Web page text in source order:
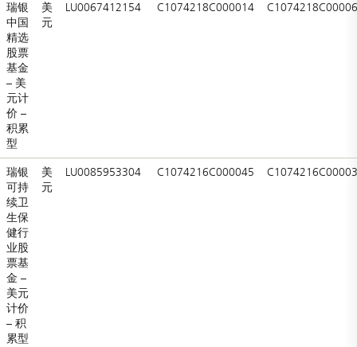
瑞银
中国
精选
股票
基金
– 美
元计
价 –
积累
型
美
元
LU0067412154 C1074218C000014
瑞银
可持
续卫
生保
健行
业股
票基
金 –
美元
计价
– 积
累型
美
元
LU0085953304 C1074216C000045